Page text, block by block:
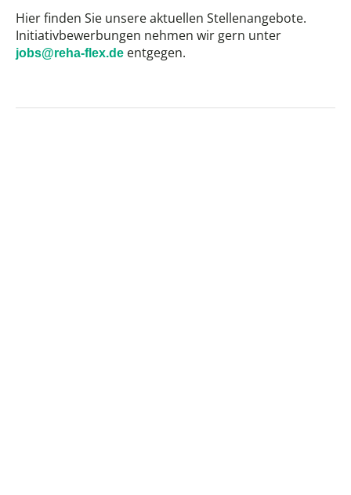
Hier finden Sie unsere aktuellen Stellenangebote.
Initiativbewerbungen nehmen wir gern unter
jobs@reha-flex.deentgegen.